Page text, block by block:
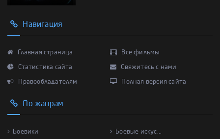
Навигация
Главная страница Все фильмы
Статистика сайта Свяжитесь с нами
Правообладателям Полная версия сайта
По жанрам
Боевики Боевые искус...